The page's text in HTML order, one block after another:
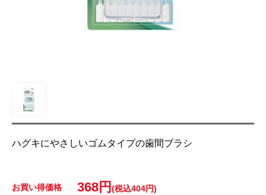
ハグキにやさしいゴムタイプの歯間ブラシ
お買い得価格 368円 (税込404円)